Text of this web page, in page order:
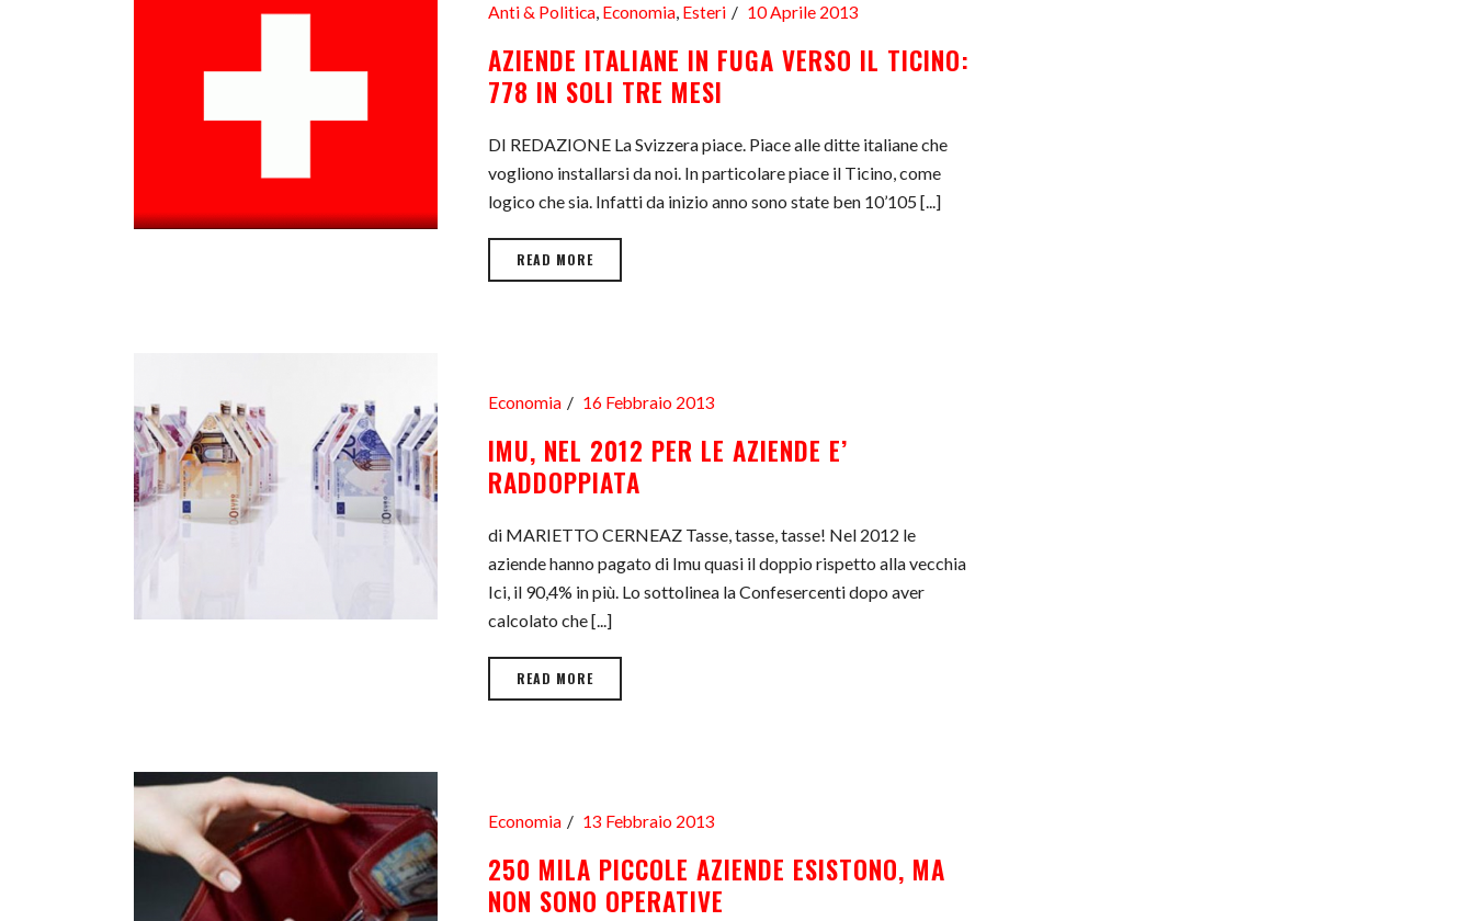
Anti & Politica, Economia, Esteri 10 Aprile 2013
AZIENDE ITALIANE IN FUGA VERSO IL TICINO:
778 IN SOLI TRE MESI
DI REDAZIONE La Svizzera piace. Piace alle ditte italiane che
vogliono installarsi da noi. In particolare piace il Ticino, come
logico che sia. Infatti da inizio anno sono state ben 10’105 [...]
READ MORE
Economia 16 Febbraio 2013
IMU, NEL 2012 PER LE AZIENDE E’
RADDOPPIATA
di MARIETTO CERNEAZ Tasse, tasse, tasse! Nel 2012 le
aziende hanno pagato di Imu quasi il doppio rispetto alla vecchia
Ici, il 90,4% in più. Lo sottolinea la Confesercenti dopo aver
calcolato che [...]
READ MORE
Economia 13 Febbraio 2013
250 MILA PICCOLE AZIENDE ESISTONO, MA
NON SONO OPERATIVE